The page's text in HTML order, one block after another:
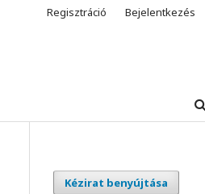
Regisztráció Bejelentkezés
Kézirat benyújtása